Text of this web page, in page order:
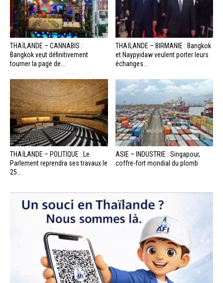
THAÏLANDE – CANNABIS :
Bangkok veut définitivement
tourner la page de...
THAÏLANDE – BIRMANIE : Bangkok
et Naypyidaw veulent porter leurs
échanges...
THAÏLANDE – POLITIQUE : Le
Parlement reprendra ses travaux le
25...
ASIE – INDUSTRIE : Singapour,
coffre-fort mondial du plomb